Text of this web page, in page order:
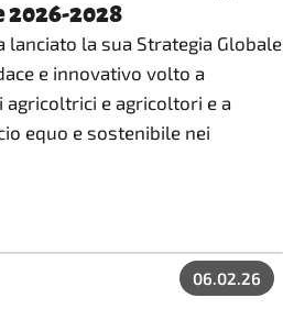
2028
la sua Strategia Globale
e innovativo volto a
e agricoltori e a
equo e sostenibile nei
06.02.26